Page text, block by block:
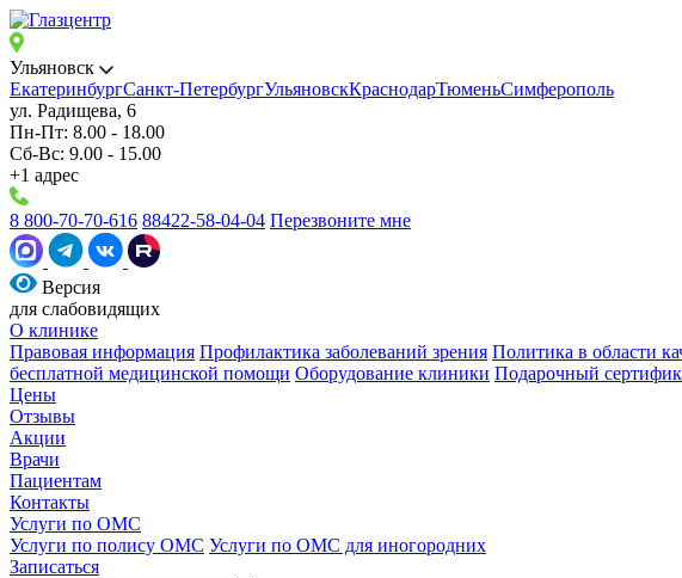
Ульяновск
ЕкатеринбургСанкт-ПетербургУльяновскКраснодарТюменьСимферополь
ул. Радищева, 6
Пн-Пт: 8.00 - 18.00
Сб-Вс: 9.00 - 15.00
+1 адрес
8 800-70-70-616 88422-58-04-04 Перезвоните мне
Версия
для слабовидящих
О клинике
Правовая информация Профилактика заболеваний зрения Политика в области
бесплатной медицинской помощи Оборудование клиники Подарочный
Цены
Отзывы
Акции
Врачи
Пациентам
Контакты
Услуги по ОМС
Услуги по полису ОМС Услуги по ОМС для иногородних
Записаться